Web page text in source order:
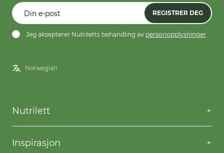
REGISTRER DEG
Jeg aksepterer Nutriletts behandling av personopplysninger
Nutrilett
Kontakt oss
Spørsmål og svar
Inspirasjon